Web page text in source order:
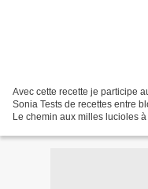
Avec cette recette je participe
Sonia Tests de recettes entre
Le chemin aux milles lucioles